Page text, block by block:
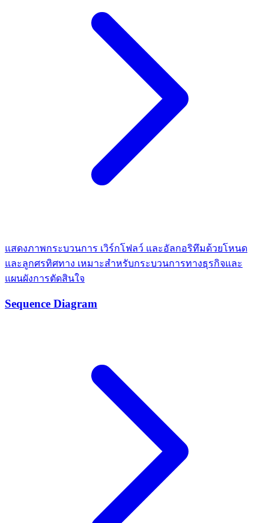
แสดงภาพกระบวนการ เวิร์กโฟลว์ และอัลกอริทึมด้วยโหนด
และลูกศรทิศทาง เหมาะสำหรับกระบวนการทางธุรกิจและ
แผนผังการตัดสินใจ
Sequence Diagram